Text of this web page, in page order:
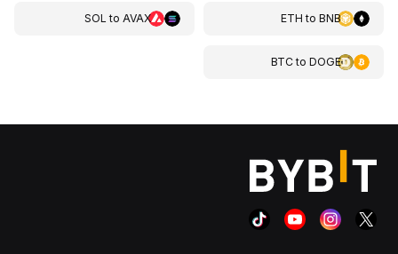
ETH toBNB
SOL toAVAX
BTCtoDOGE